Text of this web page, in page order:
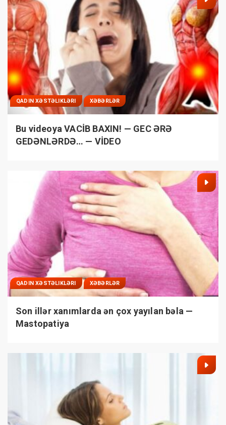
QADIN XƏSTƏLIKLƏRI XƏBƏRLƏR
Bu videoya VACİB BAXIN! — GEC ƏRƏ
GEDƏNLƏRDƏ… — VİDEO
QADIN XƏSTƏLIKLƏRI XƏBƏRLƏR
Son illər xanımlarda ən çox yayılan bəla —
Mastopatiya